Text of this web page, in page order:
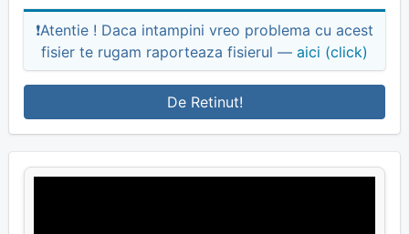
❗Atentie ! Daca intampini vreo problema cu acest
fisier te rugam raporteaza fisierul — aici (click)
De Retinut!